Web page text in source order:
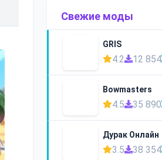
Свежие моды
GRIS
4.2 12 854
Bowmasters
4.5 35 890
Дурак Онлайн
3.5 38 354